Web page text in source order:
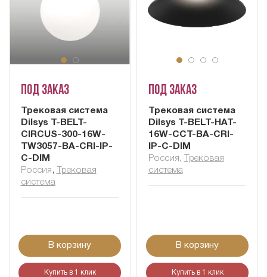
Под заказ
Трековая система
Dilsys T-BELT-
CIRCUS-300-16W-
TW3057-BA-CRI-IP-
C-DIM
Россия ,
Трековая
система
В корзину
Купить в 1 клик
Под заказ
Трековая система
Dilsys T-BELT-HAT-
16W-CCT-BA-CRI-
IP-C-DIM
Россия ,
Трековая
система
В корзину
Купить в 1 клик